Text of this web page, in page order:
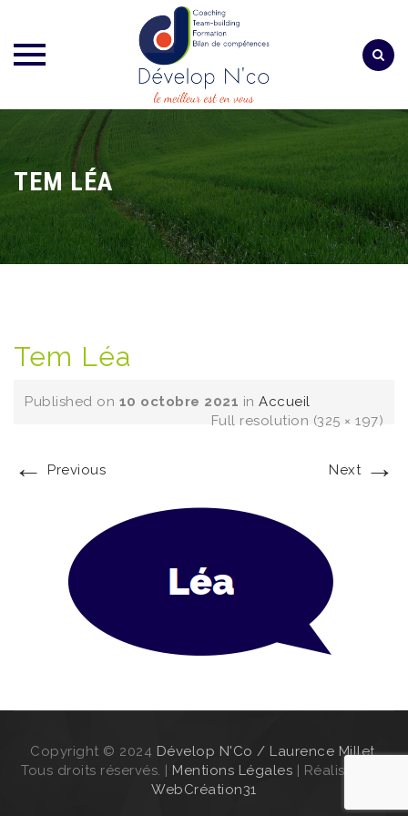
content
TEM LÉA
Tem Léa
Published on 10 octobre 2021 in Accueil
Full resolution (325 × 197)
← Previous Next →
Copyright © 2024 Dévelop N'Co / Laurence Millet.
Tous droits réservés. | Mentions Légales | Réalisation :
WebCréation31